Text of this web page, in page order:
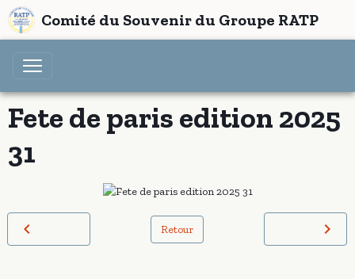
Comité du Souvenir du Groupe RATP
Fete de paris edition 2025
31
Retour